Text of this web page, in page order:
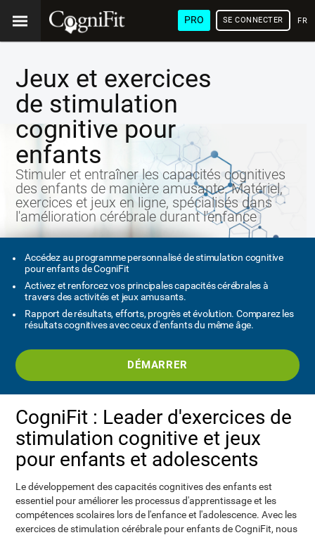
PRO SE CONNECTER
Jeux et exercices
de stimulation
cognitive pour
enfants
Stimuler et entraîner les capacités cognitives
des enfants de manière amusante. Matériel,
exercices et jeux en ligne, spécialisés dans
l'amélioration cérébrale durant l'enfance
Accédez au programme personnalisé de stimulation cognitive
pour enfants de CogniFit
Activez et renforcez vos principales capacités cérébrales à
travers des activités et jeux amusants.
Rapport de résultats, efforts, progrès et évolution. Comparez les
résultats cognitives avec ceux d'enfants du même âge.
DÉMARRER
CogniFit : Leader d'exercices de
stimulation cognitive et jeux
pour enfants et adolescents
Le développement des capacités cognitives des enfants est
essentiel pour améliorer les processus d'apprentissage et les
compétences scolaires lors de l'enfance et l'adolescence. Avec les
exercices de stimulation cérébrale pour enfants de CogniFit, nous